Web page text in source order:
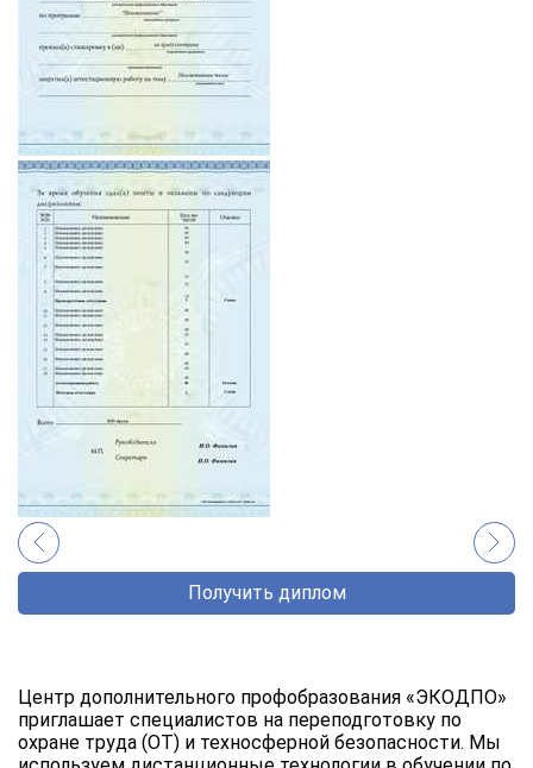
Получить диплом
Центр дополнительного профобразования «ЭКОДПО»
приглашает специалистов на переподготовку по
охране труда (ОТ) и техносферной безопасности. Мы